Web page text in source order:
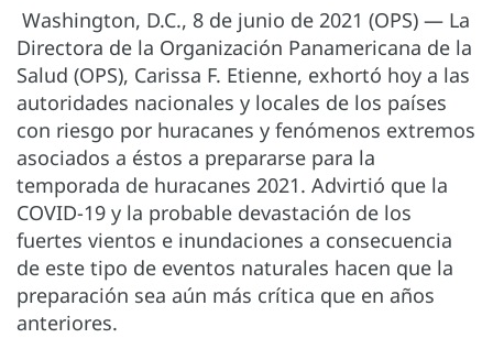
Washington, D.C., 8 de junio de 2021 (OPS) — La
Directora de la Organización Panamericana de la
Salud (OPS), Carissa F. Etienne, exhortó hoy a las
autoridades nacionales y locales de los países
con riesgo por huracanes y fenómenos extremos
asociados a éstos a prepararse para la
temporada de huracanes 2021. Advirtió que la
COVID-19 y la probable devastación de los
fuertes vientos e inundaciones a consecuencia
de este tipo de eventos naturales hacen que la
preparación sea aún más crítica que en años
anteriores.